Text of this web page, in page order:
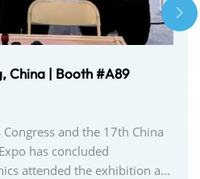
China | Booth #A89
and the 17th China
has concluded
attended the exhibition at